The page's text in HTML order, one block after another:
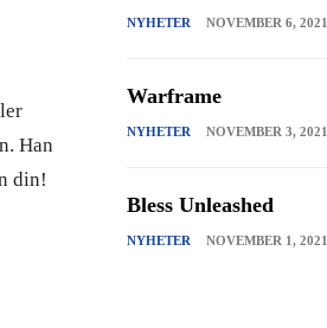
Han
din!
NYHETER NOVEMBER 6, 2021
Warframe
NYHETER NOVEMBER 3, 2021
Bless Unleashed
NYHETER NOVEMBER 1, 2021